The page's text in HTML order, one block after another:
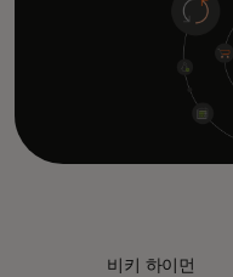
비키 하이먼